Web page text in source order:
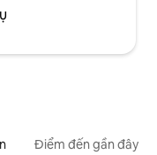
Điểm đến gần đây